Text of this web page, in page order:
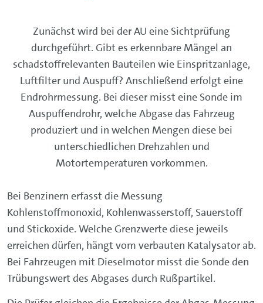
Zunächst wird bei der AU eine Sichtprüfung
durchgeführt. Gibt es erkennbare Mängel an
schadstoffrelevanten Bauteilen wie Einspritzanlage,
Luftfilter und Auspuff? Anschließend erfolgt eine
Endrohrmessung. Bei dieser misst eine Sonde im
Auspuffendrohr, welche Abgase das Fahrzeug
produziert und in welchen Mengen diese bei
unterschiedlichen Drehzahlen und
Motortemperaturen vorkommen.
Bei Benzinern erfasst die Messung
Kohlenstoffmonoxid, Kohlenwasserstoff, Sauerstoff
und Stickoxide. Welche Grenzwerte diese jeweils
erreichen dürfen, hängt vom verbauten Katalysator ab.
Bei Fahrzeugen mit Dieselmotor misst die Sonde den
Trübungswert des Abgases durch Rußpartikel.